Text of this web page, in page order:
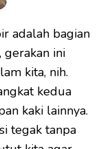
adalah bagian
gerakan ini
kita, nih.
kedua
kaki lainnya.
tegak tanpa